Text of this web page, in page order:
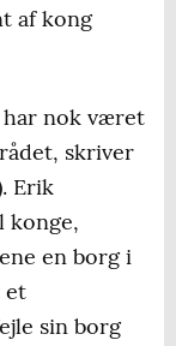
af kong
har nok været
skriver
Erik
konge,
en borg i
et
sin borg